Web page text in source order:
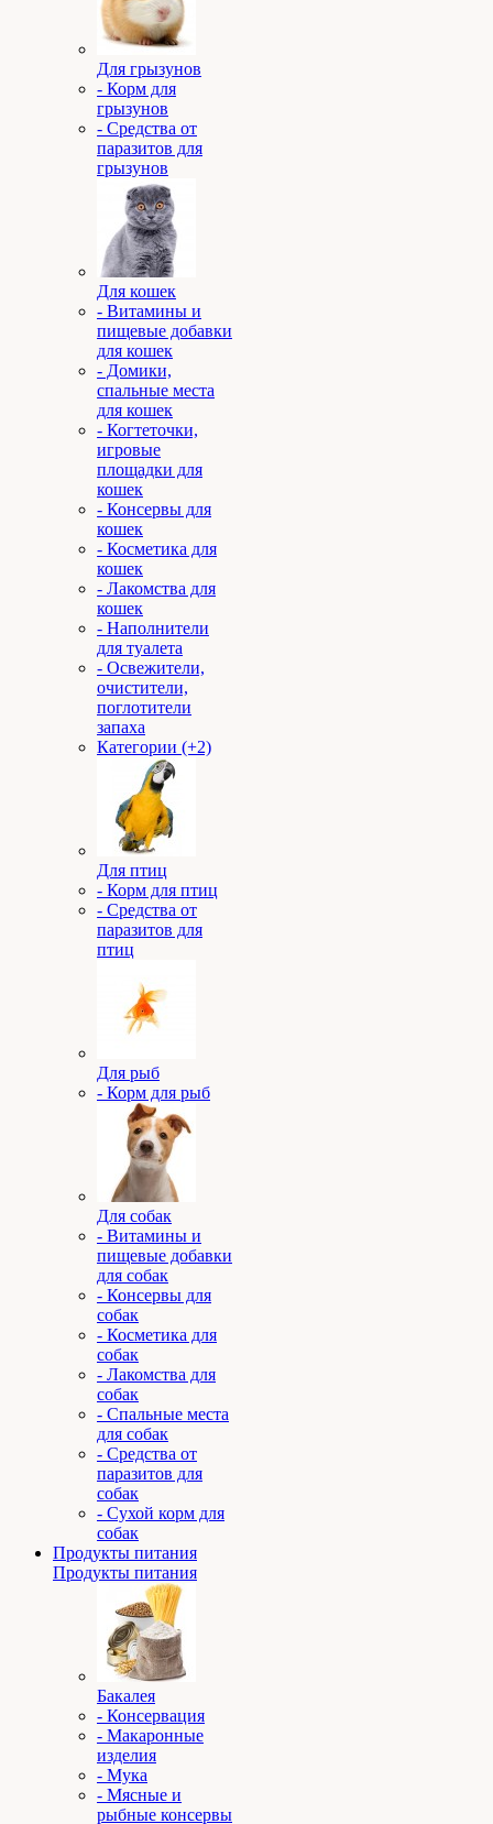
Для грызунов
- Корм для
грызунов
- Средства от
паразитов для
грызунов
Для кошек
- Витамины и
пищевые добавки
для кошек
- Домики,
спальные места
для кошек
- Когтеточки,
игровые
площадки для
кошек
- Консервы для
кошек
- Косметика для
кошек
- Лакомства для
кошек
- Наполнители
для туалета
- Освежители,
очистители,
поглотители
запаха
Категории (+2)
Для птиц
- Корм для птиц
- Средства от
паразитов для
птиц
Для рыб
- Корм для рыб
Для собак
- Витамины и
пищевые добавки
для собак
- Консервы для
собак
- Косметика для
собак
- Лакомства для
собак
- Спальные места
для собак
- Средства от
паразитов для
собак
- Сухой корм для
собак
Продукты питания
Продукты питания
Бакалея
- Консервация
- Макаронные
изделия
- Мука
- Мясные и
рыбные консервы